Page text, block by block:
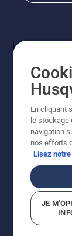
©
indiqués
aux
TAR
prix
incluse),
Avis de
En cliquant
le stockage
navigation
nos efforts
Lisez
JE